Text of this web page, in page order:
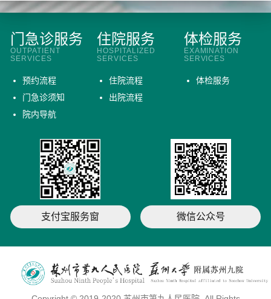
门急诊服务
OUTPATIENT
SERVICES
预约流程
门急诊须知
院内导航
住院服务
HOSPITALIZED
SERVICES
住院流程
出院流程
体检服务
EXAMINATION
SERVICES
体检服务
支付宝服务窗 微信公众号